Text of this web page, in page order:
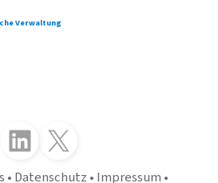
Verwaltung
Folgen Sie uns auf LinkedInFolgen Sie uns auf X (Twitter)
Datenschutz Impressum